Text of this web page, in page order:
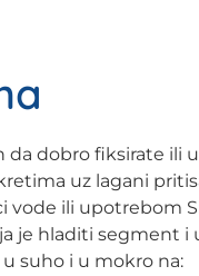
da dobro fiksirate
uz lagani
ili upotrebom
je hladiti segment
suho i u mokro na: